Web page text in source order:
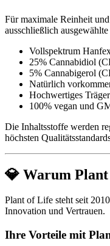
Für maximale Reinheit
ausschließlich
Vollspektrum
25% Cannabidiol
5% Cannabigerol
Natürlich
Hochwertiges
100% vegan und
Die Inhaltsstoffe werden
höchsten
💎 Warum
Plant of Life steht seit
Innovation und Vertrauen.
Ihre Vorteile mit